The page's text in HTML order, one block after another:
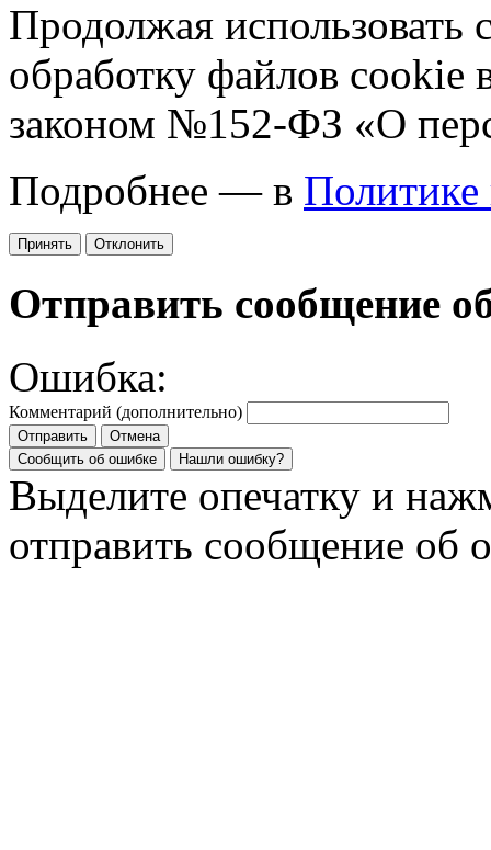
Продолжая использовать
обработку файлов cookie
законом №152-ФЗ «О
Подробнее — в Политике
Принять Отклонить
Отправить сообщение
Ошибка:
Комментарий (дополнительно)
Отправить
Отмена
Сообщить об ошибке
Нашли ошибку?
Выделите опечатку и
отправить сообщение об